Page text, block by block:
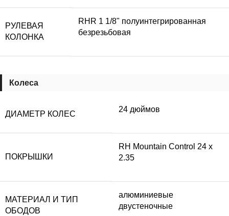
РУЛЕВАЯ
КОЛОНКА
RHR 1 1/8" полуинтегрированная
безрезьбовая
Колеса
ДИАМЕТР КОЛЕС
24 дюймов
ПОКРЫШКИ
RH Mountain Control 24 х
2.35
МАТЕРИАЛ И ТИП
ОБОДОВ
алюминиевые
двустеночные